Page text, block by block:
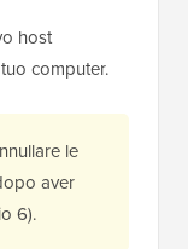
host
computer.
le
aver
6).